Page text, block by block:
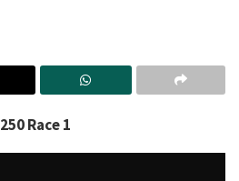
250 Race 1